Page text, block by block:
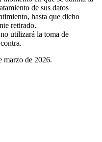
de sus datos
hasta que dicho
retirado.
utilizará la toma de
marzo de 2026.